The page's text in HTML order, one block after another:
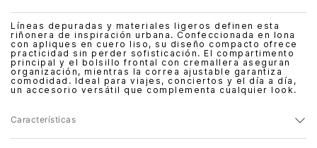
Líneas depuradas y materiales ligeros definen esta
riñonera de inspiración urbana. Confeccionada en lona
con apliques en cuero liso, su diseño compacto ofrece
practicidad sin perder sofisticación. El compartimento
principal y el bolsillo frontal con cremallera aseguran
organización, mientras la correa ajustable garantiza
comodidad. Ideal para viajes, conciertos y el día a día,
un accesorio versátil que complementa cualquier look.
Características